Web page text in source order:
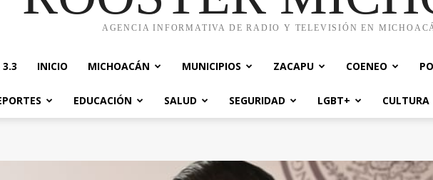
AGENCIA INFORMATIVA DE RADIO Y TELEVISIÓN EN
3.3 INICIO MICHOACÁN MUNICIPIOS ZACAPU COENEO
EDUCACIÓN SALUD SEGURIDAD LGBT+ CULTURA